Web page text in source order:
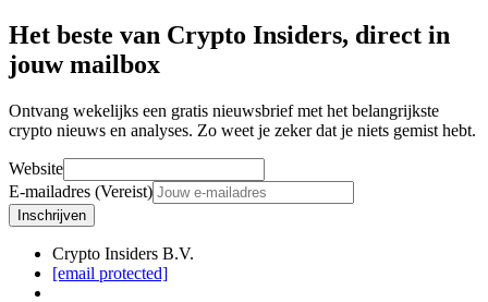
Het beste van Crypto Insiders, direct in
jouw mailbox
Ontvang wekelijks een gratis nieuwsbrief met het belangrijkste
crypto nieuws en analyses. Zo weet je zeker dat je niets gemist hebt.
Website
E-mailadres (Vereist)
Inschrijven
Crypto Insiders B.V.
[email protected]